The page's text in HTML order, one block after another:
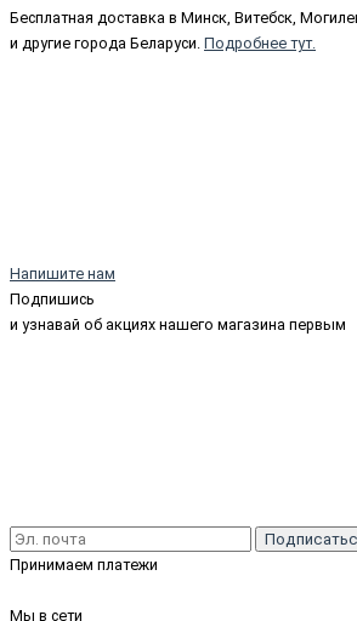
Бесплатная доставка в Минск, Витебск,
и другие города Беларуси. Подробнее тут.
Напишите нам
Подпишись
и узнавай об акциях нашего магазина первым
Принимаем платежи
Мы в сети